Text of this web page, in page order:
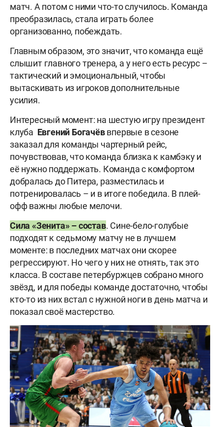
матч. А потом с ними что-то случилось. Команда
преобразилась, стала играть более
организованно, побеждать.
Главным образом, это значит, что команда ещё
слышит главного тренера, а у него есть ресурс –
тактический и эмоциональный, чтобы
вытаскивать из игроков дополнительные
усилия.
Интересный момент: на шестую игру президент
клуба Евгений Богачёввпервые в сезоне
заказал для команды чартерный рейс,
почувствовав, что команда близка к камбэку и
её нужно поддержать. Команда с комфортом
добралась до Питера, разместилась и
потренировалась – и в итоге победила. В плей-
офф важны любые мелочи.
Сила «Зенита» – состав. Сине-бело-голубые
подходят к седьмому матчу не в лучшем
моменте: в последних матчах они скорее
регрессируют. Но чего у них не отнять, так это
класса. В составе петербуржцев собрано много
звёзд, и для победы команде достаточно, чтобы
кто-то из них встал с нужной ноги в день матча и
показал своё мастерство.